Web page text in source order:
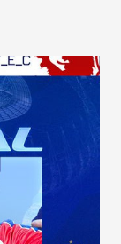
brasileiros,
ao seu